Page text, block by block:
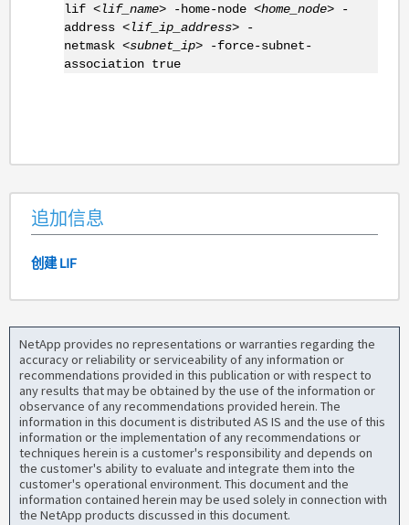
lif <lif_name>-home-node <home_node>-
address <lif_ip_address>-
netmask <subnet_ip>-force-subnet-
association true
追加信息
创建 LIF
NetApp provides no representations or warranties regarding the
accuracy or reliability or serviceability of any information or
recommendations provided in this publication or with respect to
any results that may be obtained by the use of the information or
observance of any recommendations provided herein. The
information in this document is distributed AS IS and the use of this
information or the implementation of any recommendations or
techniques herein is a customer's responsibility and depends on
the customer's ability to evaluate and integrate them into the
customer's operational environment. This document and the
information contained herein may be used solely in connection with
the NetApp products discussed in this document.